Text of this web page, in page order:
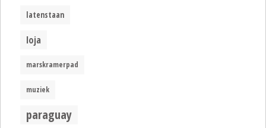
latenstaan
loja
marskramerpad
muziek
paraguay